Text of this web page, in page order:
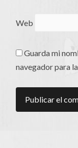
Web
Guarda mi
navegador para